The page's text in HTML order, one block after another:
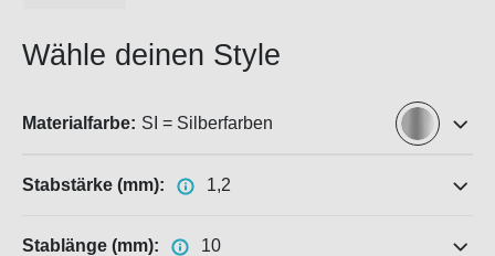
Wähle deinen Style
Materialfarbe: SI = Silberfarben
Stabstärke (mm): 1,2
Stablänge (mm): 10